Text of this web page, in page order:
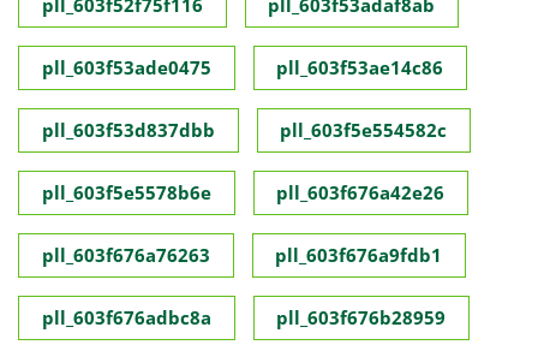
pll_603f52f75f116 pll_603f53adaf8ab
pll_603f53ade0475 pll_603f53ae14c86
pll_603f53d837dbb pll_603f5e554582c
pll_603f5e5578b6e pll_603f676a42e26
pll_603f676a76263 pll_603f676a9fdb1
pll_603f676adbc8a pll_603f676b28959